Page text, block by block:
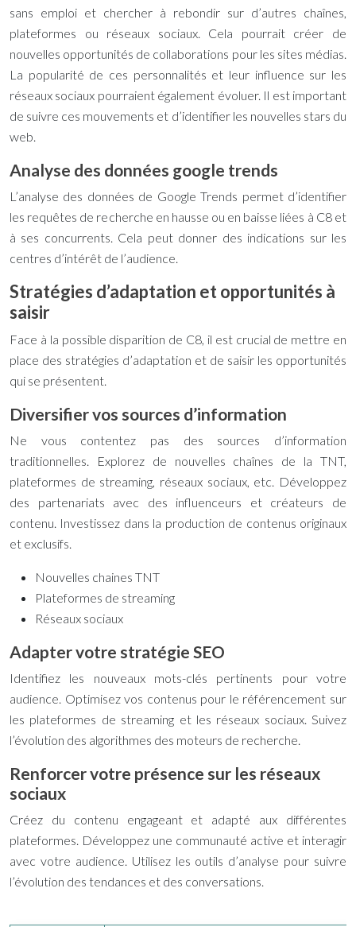
sans emploi et chercher à rebondir sur d’autres chaînes,
plateformes ou réseaux sociaux. Cela pourrait créer de
nouvelles opportunités de collaborations pour les sites médias.
La popularité de ces personnalités et leur influence sur les
réseaux sociaux pourraient également évoluer. Il est important
de suivre ces mouvements et d’identifier les nouvelles stars du
web.
Analyse des données google trends
L’analyse des données de Google Trends permet d’identifier
les requêtes de recherche en hausse ou en baisse liées à C8 et
à ses concurrents. Cela peut donner des indications sur les
centres d’intérêt de l’audience.
Stratégies d’adaptation et opportunités à
saisir
Face à la possible disparition de C8, il est crucial de mettre en
place des stratégies d’adaptation et de saisir les opportunités
qui se présentent.
Diversifier vos sources d’information
Ne vous contentez pas des sources d’information
traditionnelles. Explorez de nouvelles chaînes de la TNT,
plateformes de streaming, réseaux sociaux, etc. Développez
des partenariats avec des influenceurs et créateurs de
contenu. Investissez dans la production de contenus originaux
et exclusifs.
Nouvelles chaines TNT
Plateformes de streaming
Réseaux sociaux
Adapter votre stratégie SEO
Identifiez les nouveaux mots-clés pertinents pour votre
audience. Optimisez vos contenus pour le référencement sur
les plateformes de streaming et les réseaux sociaux. Suivez
l’évolution des algorithmes des moteurs de recherche.
Renforcer votre présence sur les réseaux
sociaux
Créez du contenu engageant et adapté aux différentes
plateformes. Développez une communauté active et interagir
avec votre audience. Utilisez les outils d’analyse pour suivre
l’évolution des tendances et des conversations.